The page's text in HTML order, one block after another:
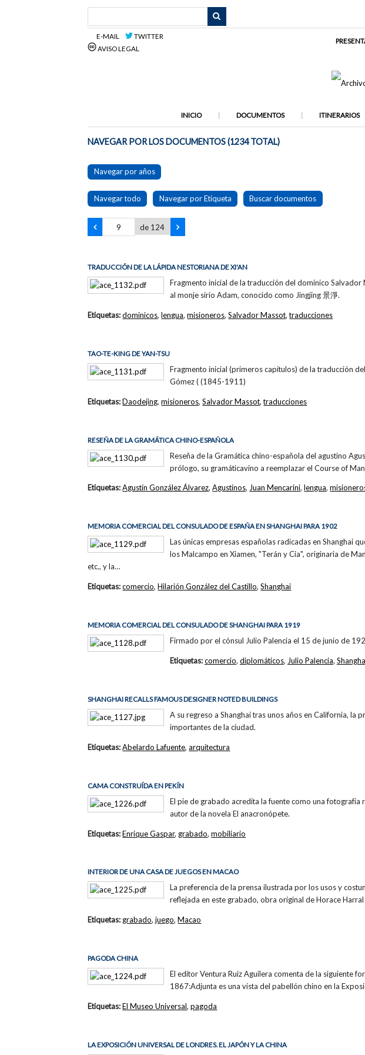
E-MAIL
TWITTER
AVISO LEGAL
INICIO DOCUMENTOS ITINERARIOS
NAVEGAR POR LOS DOCUMENTOS (1234 TOTAL)
Navegar por años
Navegar todo Navegar por Etiqueta Buscar documentos
de 124
TRADUCCIÓN DE LA LÁPIDA NESTORIANA DE XI'AN
Fragmento inicial de la traducción del dominico
al monje sirio Adam, conocido como Jingjing 景淨.
Etiquetas:dominicos,lengua,misioneros,Salvador Massot,traducciones
TAO-TE-KING DE YAN-TSU
Fragmento inicial (primeros capítulos) de la traducción
Gómez ( (1845-1911)
Etiquetas:Daodejing,misioneros,Salvador Massot,traducciones
RESEÑA DE LA GRAMÁTICA CHINO-ESPAÑOLA
Reseña de la Gramática chino-española del agustino
prólogo, su gramáticavino a reemplazar el Course of
Etiquetas:Agustín González Álvarez,Agustinos, Juan Mencarini,lengua,
MEMORIA COMERCIAL DEL CONSULADO DE ESPAÑA EN SHANGHAI PARA 1902
Las únicas empresas españolas radicadas en Shanghai
los Malcampo en Xiamen, "Terán y Cia", originaria de
etc., y la…
Etiquetas:comercio,Hilarión González del Castillo,Shanghai
MEMORIA COMERCIAL DEL CONSULADO DE SHANGHAI PARA 1919
Firmado por el cónsul Julio Palencia el 15 de junio de
Etiquetas:comercio, diplomáticos, Julio Palencia,
SHANGHAI RECALLS FAMOUS DESIGNER NOTED BUILDINGS
A su regreso a Shanghai tras unos años en California, la
importantes de la ciudad.
Etiquetas:Abelardo Lafuente,arquitectura
CAMA CONSTRUÍDA EN PEKÍN
El pie de grabado acredita la fuente como una
autor de la novela El anacronópete.
Etiquetas:Enrique Gaspar, grabado,mobiliario
INTERIOR DE UNA CASA DE JUEGOS EN MACAO
La preferencia de la prensa ilustrada por los usos y
reflejada en este grabado, obra original de Horace
Etiquetas: grabado,juego,Macao
PAGODA CHINA
El editor Ventura Ruiz Aguilera comenta de la siguiente
1867:Adjunta es una vista del pabellón chino en la
Etiquetas:El Museo Universal,pagoda
LA EXPOSICIÓN UNIVERSAL DE LONDRES. EL JAPÓN Y LA CHINA